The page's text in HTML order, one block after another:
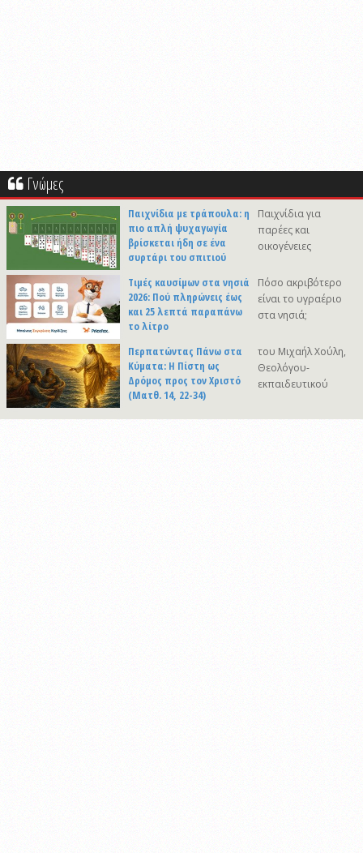
Γνώμες
Παιχνίδια με τράπουλα: η
πιο απλή ψυχαγωγία
βρίσκεται ήδη σε ένα
συρτάρι του σπιτιού
Παιχνίδια για
παρέες και
οικογένειες
Τιμές καυσίμων στα νησιά
2026: Πού πληρώνεις έως
και 25 λεπτά παραπάνω
το λίτρο
Πόσο ακριβότερο
είναι το υγραέριο
στα νησιά;
Περπατώντας Πάνω στα
Κύματα: Η Πίστη ως
Δρόμος προς τον Χριστό
(Ματθ. 14, 22-34)
του Μιχαήλ Χούλη,
Θεολόγου-
εκπαιδευτικού